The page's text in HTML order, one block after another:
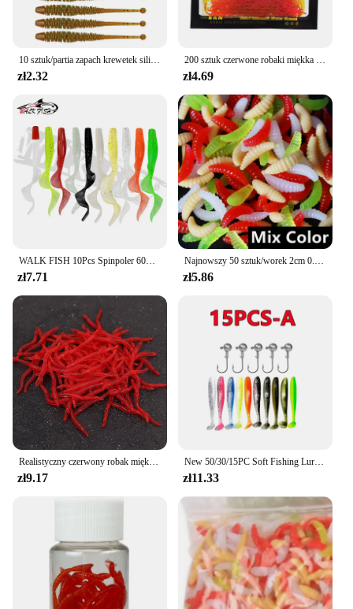
zł2.32 zł4.69
zł7.71 zł5.86
zł9.17
New 50/30/15PC Soft Fishing Lures Kit Silicone Lure Set Artificial Bait Worm with Crank Jig Head Hook Fishing Tackle Accessories
zł11.33